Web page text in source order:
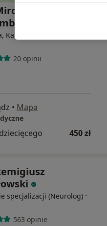
Kardiolog dziecięcy
20 opinii
• Mapa
450 zł
specjalizacji (Neurolog) ·
563 opinie